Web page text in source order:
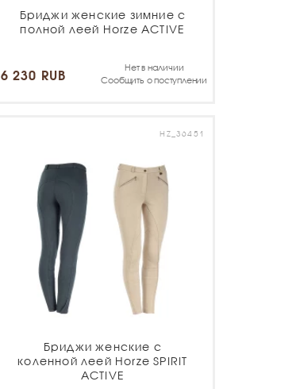
Бриджи женские зимние с
полной леей Horze ACTIVE
6 230 RUB
Нет в наличии
Сообщить о поступлении
HZ_36451
Бриджи женские с
коленной леей Horze SPIRIT
ACTIVE